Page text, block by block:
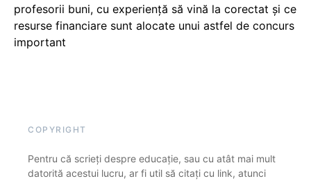
profesorii buni, cu experiență să vină la corectat și ce
resurse financiare sunt alocate unui astfel de concurs
important
COPYRIGHT
Pentru că scrieți despre educație, sau cu atât mai mult
datorită acestui lucru, ar fi util să citați cu link, atunci